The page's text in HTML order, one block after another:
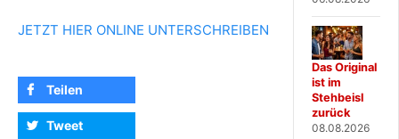
JETZT HIER ONLINE UNTERSCHREIBEN
Teilen
Tweet
Das Original
ist im
Stehbeisl
zurück
08.08.2026